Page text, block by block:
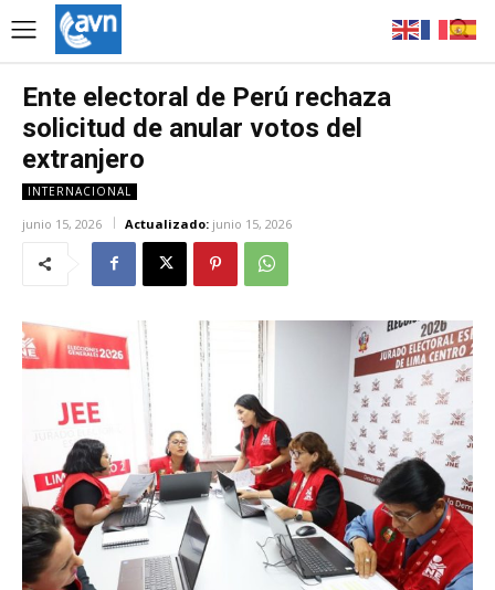
Ente electoral de Perú rechaza
solicitud de anular votos del
extranjero
INTERNACIONAL
junio 15, 2026 Actualizado: junio 15, 2026